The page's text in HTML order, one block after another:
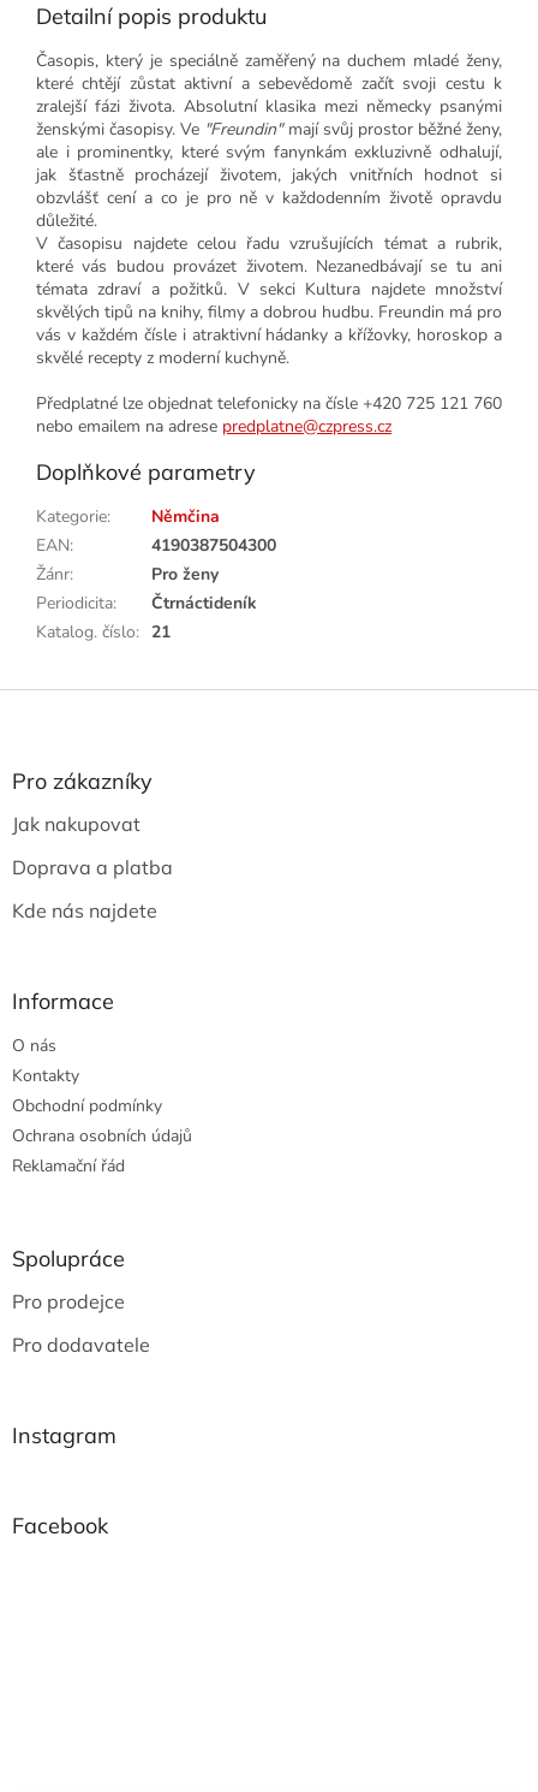
Detailní popis produktu
Časopis, který je speciálně zaměřený na duchem mladé ženy,
které chtějí zůstat aktivní a sebevědomě začít svoji cestu k
zralejší fázi života. Absolutní klasika mezi německy psanými
ženskými časopisy. Ve "Freundin"mají svůj prostor běžné ženy,
ale i prominentky, které svým fanynkám exkluzivně odhalují,
jak šťastně procházejí životem, jakých vnitřních hodnot si
obzvlášť cení a co je pro ně v každodenním životě opravdu
důležité.
V časopisu najdete celou řadu vzrušujících témat a rubrik,
které vás budou provázet životem. Nezanedbávají se tu ani
témata zdraví a požitků. V sekci Kultura najdete množství
skvělých tipů na knihy, filmy a dobrou hudbu. Freundin má pro
vás v každém čísle i atraktivní hádanky a křížovky, horoskop a
skvělé recepty z moderní kuchyně.
Předplatné lze objednat telefonicky na čísle +420 725 121 760
nebo emailem na adrese predplatne@czpress.cz
Doplňkové parametry
Kategorie:
Němčina
EAN:
4190387504300
Žánr:
Pro ženy
Periodicita:
Čtrnáctideník
Katalog. číslo: 21
Z
Pro zákazníky
Jak nakupovat
Doprava a platba
Kde nás najdete
Informace
O nás
Kontakty
Obchodní podmínky
Ochrana osobních údajů
Reklamační řád
Spolupráce
Pro prodejce
Pro dodavatele
Instagram
Facebook